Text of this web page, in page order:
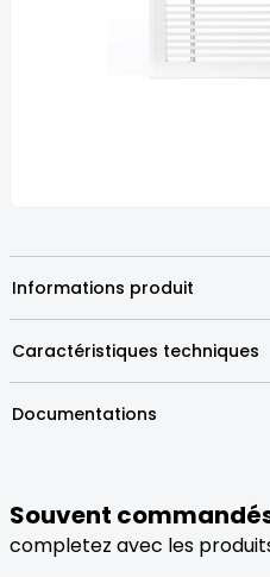
of
the
images
Informations produit
Caractéristiques techniques
Documentations
Souvent
completez avec les